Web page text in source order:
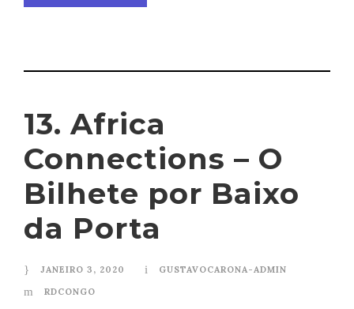
13. Africa
Connections – O
Bilhete por Baixo
da Porta
JANEIRO 3, 2020
GUSTAVOCARONA-ADMIN
RDCONGO